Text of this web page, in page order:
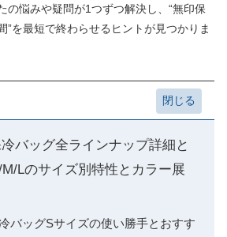
の悩みや疑問が1つずつ解決し、“無印保
”を最短で終わらせるヒントが見つかりま
バッグ全ラインナップ詳細と
Lのサイズ別特性とカラー展
バッグSサイズの使い勝手とおすす